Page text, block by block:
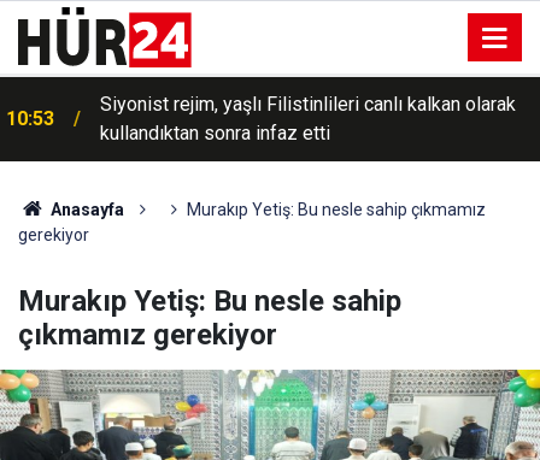
10:45
Bakan Gürlek açıkladı: İntihar ve kaza süsü verilen
iki ölüm olayı aydınlatıldı
Anasayfa
Murakıp Yetiş: Bu nesle sahip çıkmamız
gerekiyor
Murakıp Yetiş: Bu nesle sahip
çıkmamız gerekiyor